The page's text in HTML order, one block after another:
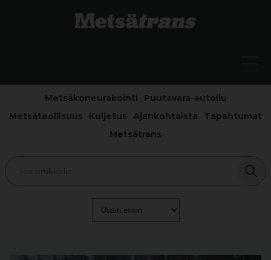
Metsäkoneurakointi
Puutavara-autoilu
Metsäteollisuus
Kuljetus Ajankohtaista
Tapahtumat
Metsätrans